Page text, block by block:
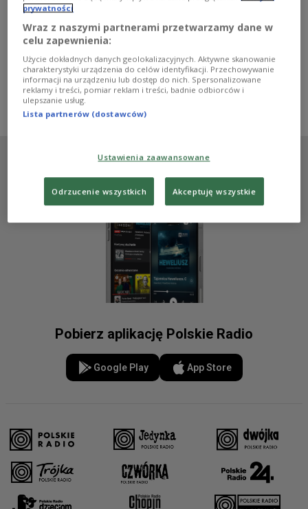
Radia przed 30 rocznicą jego śmierci. Niektóre znałem z
audycji sprzed lat. Teraz zabrzmiały z nową siłą i
pomagają oczyszczać pamięć z nalotu komentarzy
historii Kościoła w Polsce, niejednokrotnie
przykrojonych, jak na zamówienie.
Zobacz więcej na temat:Tygodnik Powszechny
Adam Szostkiewicz
POLSKA
Instytut Pamięci Narodowej
Solidarność
Karol Wojtyła
Pobierz aplikację Polskie Radio
Google Play App Store
prywatności
Wraz z naszymi partnerami przetwarzamy dane w
celu zapewnienia:
Użycie dokładnych danych geolokalizacyjnych. Aktywne skanowanie
charakterystyki urządzenia do celów identyfikacji. Przechowywanie
informacji na urządzeniu lub dostęp do nich. Spersonalizowane
reklamy i treści, pomiar reklam i treści, badnie odbiorców i
ulepszanie usług.
Lista partnerów (dostawców)
Ustawienia zaawansowane
Odrzucenie wszystkich Akceptuję wszystkie